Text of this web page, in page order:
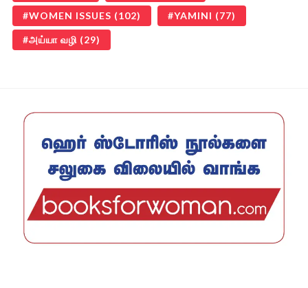
WOMEN ISSUES (102) YAMINI (77)
அய்யா வழி (29)